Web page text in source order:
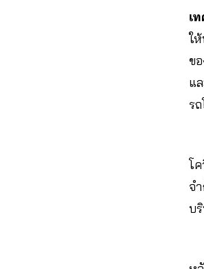
เ
ใ
ข
แ
ร
โ
จ
บ